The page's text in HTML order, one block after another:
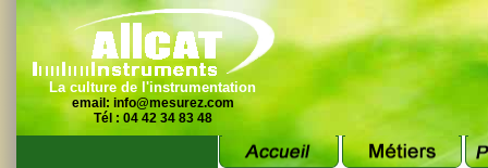
La culture de l'instrumentation
email: info@mesurez.com
Tél : 04 42 34 83 48